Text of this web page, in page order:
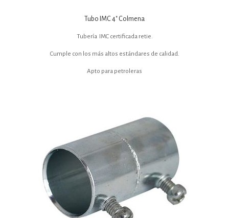
Tubo IMC 4″ Colmena
Tubería IMC certificada retie.
Cumple con los más altos estándares de calidad.
Apto para petroleras